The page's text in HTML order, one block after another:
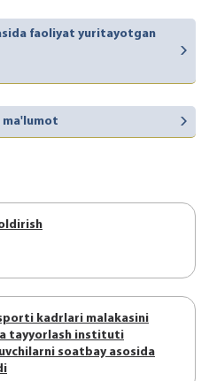
faoliyat yuritayotgan
ma'lumot
kаdrlаri mаlаkаsini
tаyyorlаsh instituti
sоаtbаy аsоsidа